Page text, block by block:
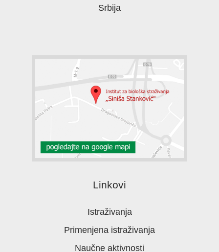
Srbija
Linkovi
Istraživanja
Primenjena istraživanja
Naučne aktivnosti